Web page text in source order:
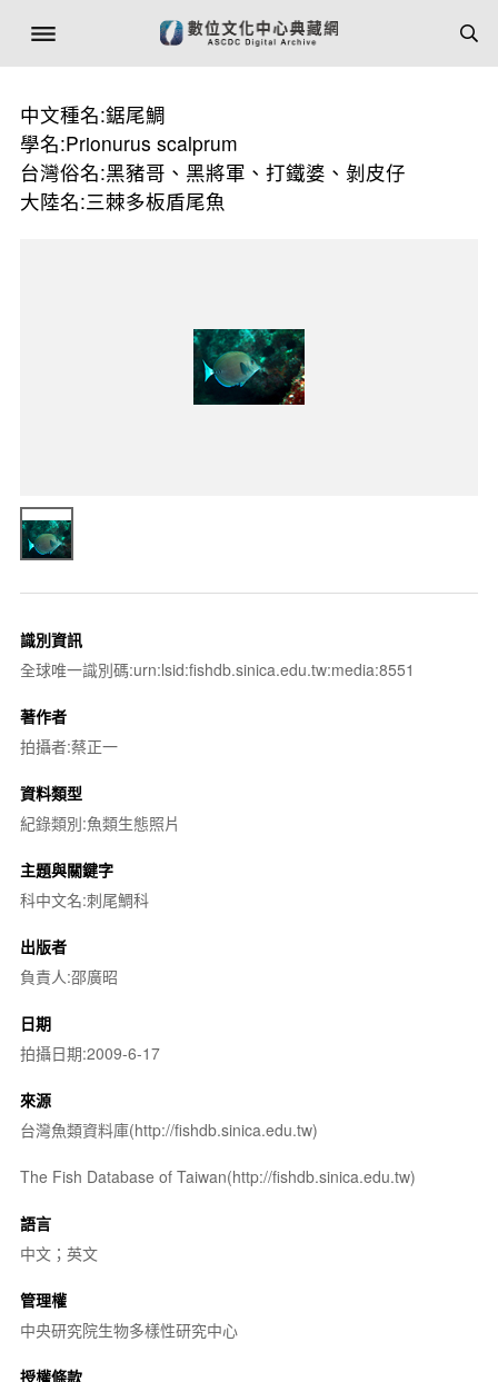
中文種名:鋸尾鯛
學名:Prionurus scalprum
台灣俗名:黑豬哥、黑將軍、打鐵婆、剝皮仔
大陸名:三棘多板盾尾魚
識別資訊
全球唯一識別碼:urn:lsid:fishdb.sinica.edu.tw:media:8551
著作者
拍攝者:蔡正一
資料類型
紀錄類別:魚類生態照片
主題與關鍵字
科中文名:刺尾鯛科
出版者
負責人:邵廣昭
日期
拍攝日期:2009-6-17
來源
台灣魚類資料庫(http://fishdb.sinica.edu.tw)
The Fish Database of Taiwan(http://fishdb.sinica.edu.tw)
語言
中文；英文
管理權
中央研究院生物多樣性研究中心
授權條款